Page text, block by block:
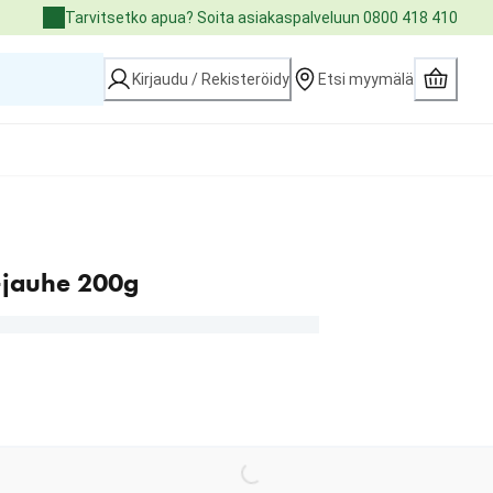
Tarvitsetko apua? Soita asiakaspalveluun 0800 418 410
Kirjaudu / Rekisteröidy Etsi myymälä
200g
Loading...